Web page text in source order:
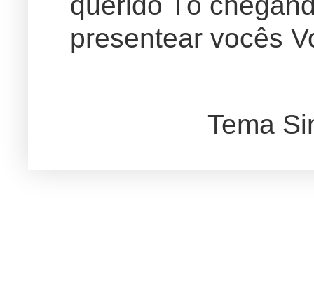
presentear vocês
Tema